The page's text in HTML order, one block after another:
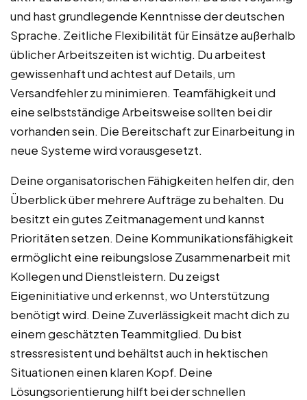
und hast grundlegende Kenntnisse der deutschen
Sprache. Zeitliche Flexibilität für Einsätze außerhalb
üblicher Arbeitszeiten ist wichtig. Du arbeitest
gewissenhaft und achtest auf Details, um
Versandfehler zu minimieren. Teamfähigkeit und
eine selbstständige Arbeitsweise sollten bei dir
vorhanden sein. Die Bereitschaft zur Einarbeitung in
neue Systeme wird vorausgesetzt.
Deine organisatorischen Fähigkeiten helfen dir, den
Überblick über mehrere Aufträge zu behalten. Du
besitzt ein gutes Zeitmanagement und kannst
Prioritäten setzen. Deine Kommunikationsfähigkeit
ermöglicht eine reibungslose Zusammenarbeit mit
Kollegen und Dienstleistern. Du zeigst
Eigeninitiative und erkennst, wo Unterstützung
benötigt wird. Deine Zuverlässigkeit macht dich zu
einem geschätzten Teammitglied. Du bist
stressresistent und behältst auch in hektischen
Situationen einen klaren Kopf. Deine
Lösungsorientierung hilft bei der schnellen